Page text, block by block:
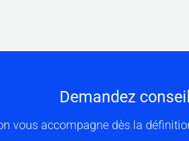
Demandez
vous accompagne dès la